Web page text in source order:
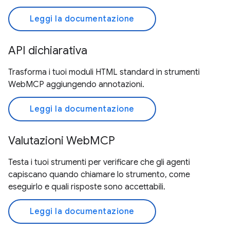
Leggi la documentazione
API dichiarativa
Trasforma i tuoi moduli HTML standard in strumenti
WebMCP aggiungendo annotazioni.
Leggi la documentazione
Valutazioni WebMCP
Testa i tuoi strumenti per verificare che gli agenti
capiscano quando chiamare lo strumento, come
eseguirlo e quali risposte sono accettabili.
Leggi la documentazione